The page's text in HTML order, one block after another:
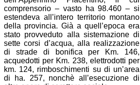
comprensorio – vasto ha 98.460 – si
estendeva all’intero territorio montano
della provincia. Già a quell’epoca era
stato provveduto alla sistemazione di
sette corsi d’acqua, alla realizzazione
di strade di bonifica per Km. 146,
acquedotti per Km. 238, elettrodotti per
km. 124, rimboschimenti su di un’area
di ha. 257, nonchè all’esecuzione di